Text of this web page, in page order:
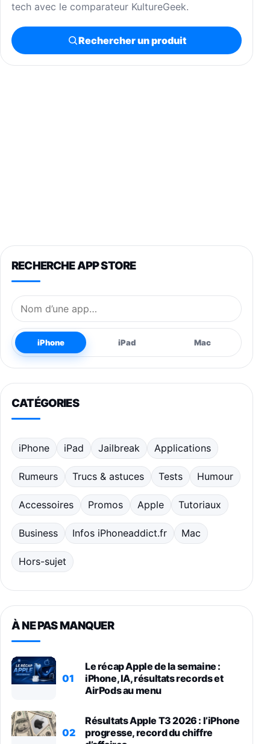
tech avec le comparateur KultureGeek.
Rechercher un produit
RECHERCHE APP STORE
Nom de l’application
iPhone iPad Mac
CATÉGORIES
iPhone iPad Jailbreak Applications
Rumeurs Trucs & astuces Tests Humour
Accessoires Promos Apple Tutoriaux
Business Infos iPhoneaddict.fr Mac
Hors-sujet
À NE PAS MANQUER
01
Le récap Apple de la semaine :
iPhone, IA, résultats records et
AirPods au menu
02
Résultats Apple T3 2026 : l’iPhone
progresse, record du chiffre